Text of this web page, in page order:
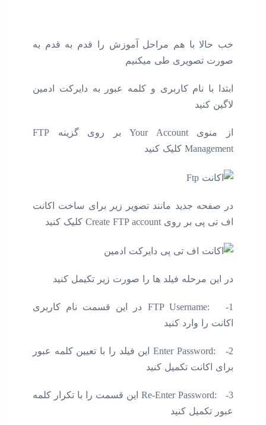
خب حالا با هم مراحل آموزش را قدم به قدم به
صورت تصویری طی میکنیم
ابتدا با نام کاربری و کلمه عبور به دایرکت ادمین
لاگین کنید
از منوی Your Account بر روی گزینه FTP
Management کلیک کنید
در صفحه جدید مانند تصویر زیر برای ساخت اکانت
اف تی پی بر روی Create FTP account کلیک کنید
در این مرحله فیلد ها را صورت زیر تکیمل کنید
FTP Username: -1 در این قسمت نام کاربری
اکانت را وارد کنید
Enter Password: -2 این فیلد را با تعیین کلمه عبور
برای اکانت تکمیل کنید
Re-Enter Password: -3 این قسمت را با تکرار کلمه
عبور تکمیل کنید